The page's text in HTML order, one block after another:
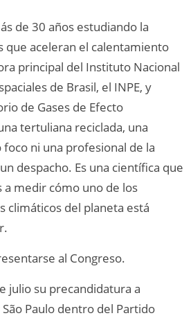
de 30 años estudiando la
que aceleran el calentamiento
principal del Instituto Nacional
de Brasil, el INPE, y
de Gases de Efecto
tertuliana reciclada, una
ni una profesional de la
despacho. Es una científica que
a medir cómo uno de los
climáticos del planeta está
al Congreso.
julio su precandidatura a
Paulo dentro del Partido